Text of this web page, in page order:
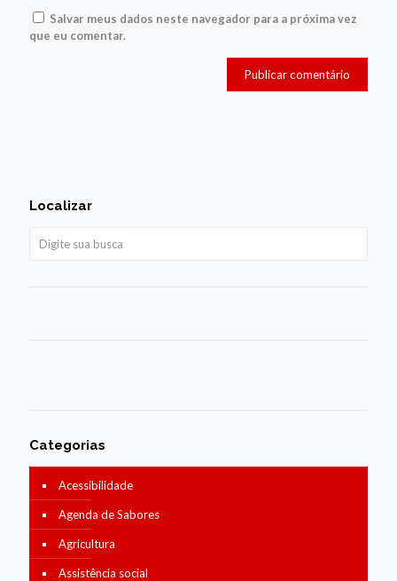
Salvar meus dados neste navegador para a próxima vez
que eu comentar.
Localizar
Categorias
Acessibilidade
Agenda de Sabores
Agricultura
Assistência social